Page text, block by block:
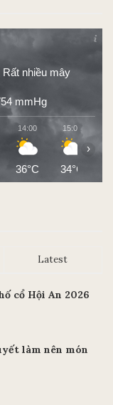
Rất nhiều mây
mmHg
14:00
36°C
15:00
34°C
›
Latest
cổ Hội An 2026
làm nên món